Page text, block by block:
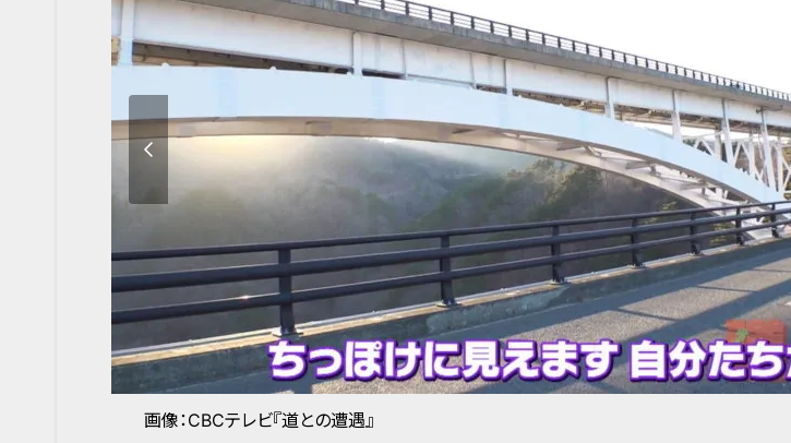
画像：CBCテレビ『道との遭遇』